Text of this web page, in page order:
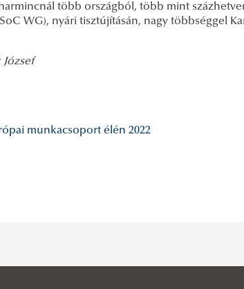
több országból, több mint
WG), nyári tisztújításán, nagy többséggel
József
munkacsoport élén 2022